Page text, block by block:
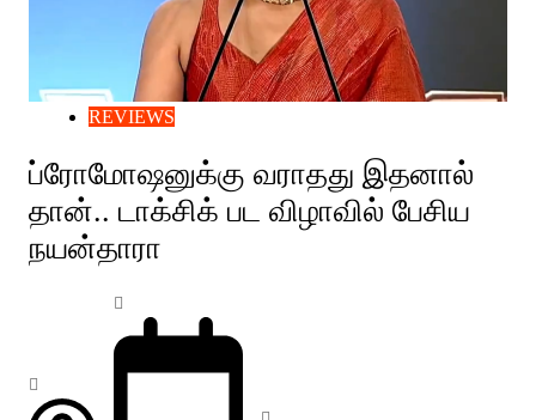
REVIEWS
ப்ரோமோஷனுக்கு வராதது இதனால்
தான்.. டாக்சிக் பட விழாவில் பேசிய
நயன்தாரா